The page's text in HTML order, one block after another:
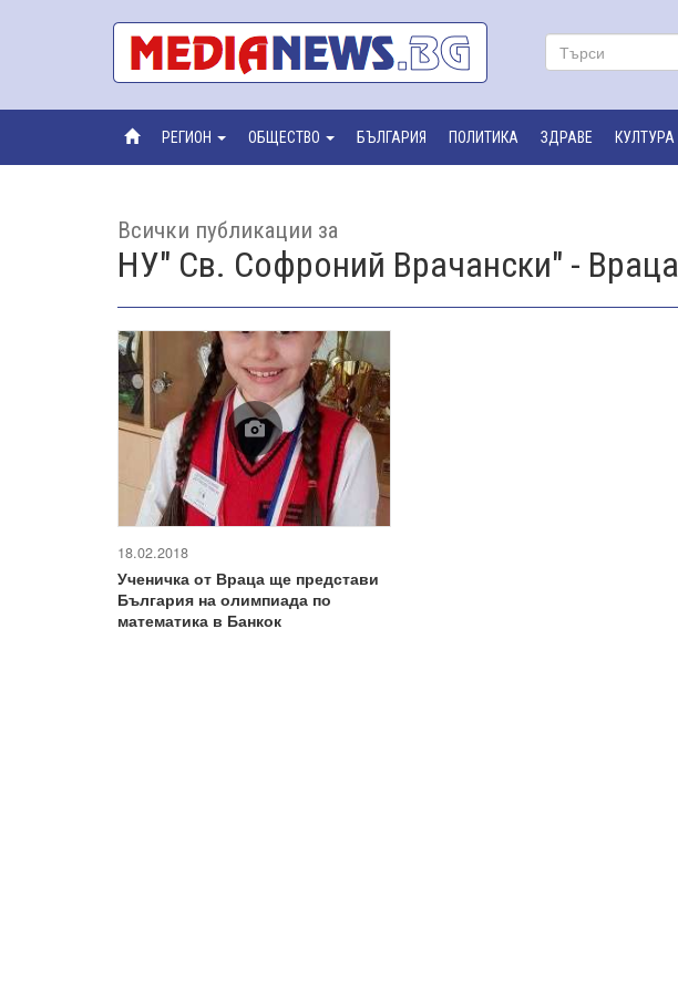
РЕГИОН ОБЩЕСТВО БЪЛГАРИЯ ПОЛИТИКА ЗДРАВЕ КУЛТУРА
Всички публикации за
НУ" Св. Софроний Врачански" - Враца
18.02.2018
Ученичка от Враца ще представи
България на олимпиада по
математика в Банкок